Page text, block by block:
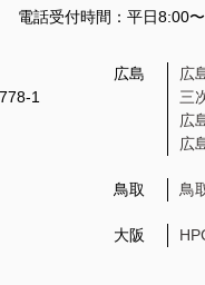
電話受付時間：平日8:00
1
広島
広
三
広
広
鳥取 鳥
大阪